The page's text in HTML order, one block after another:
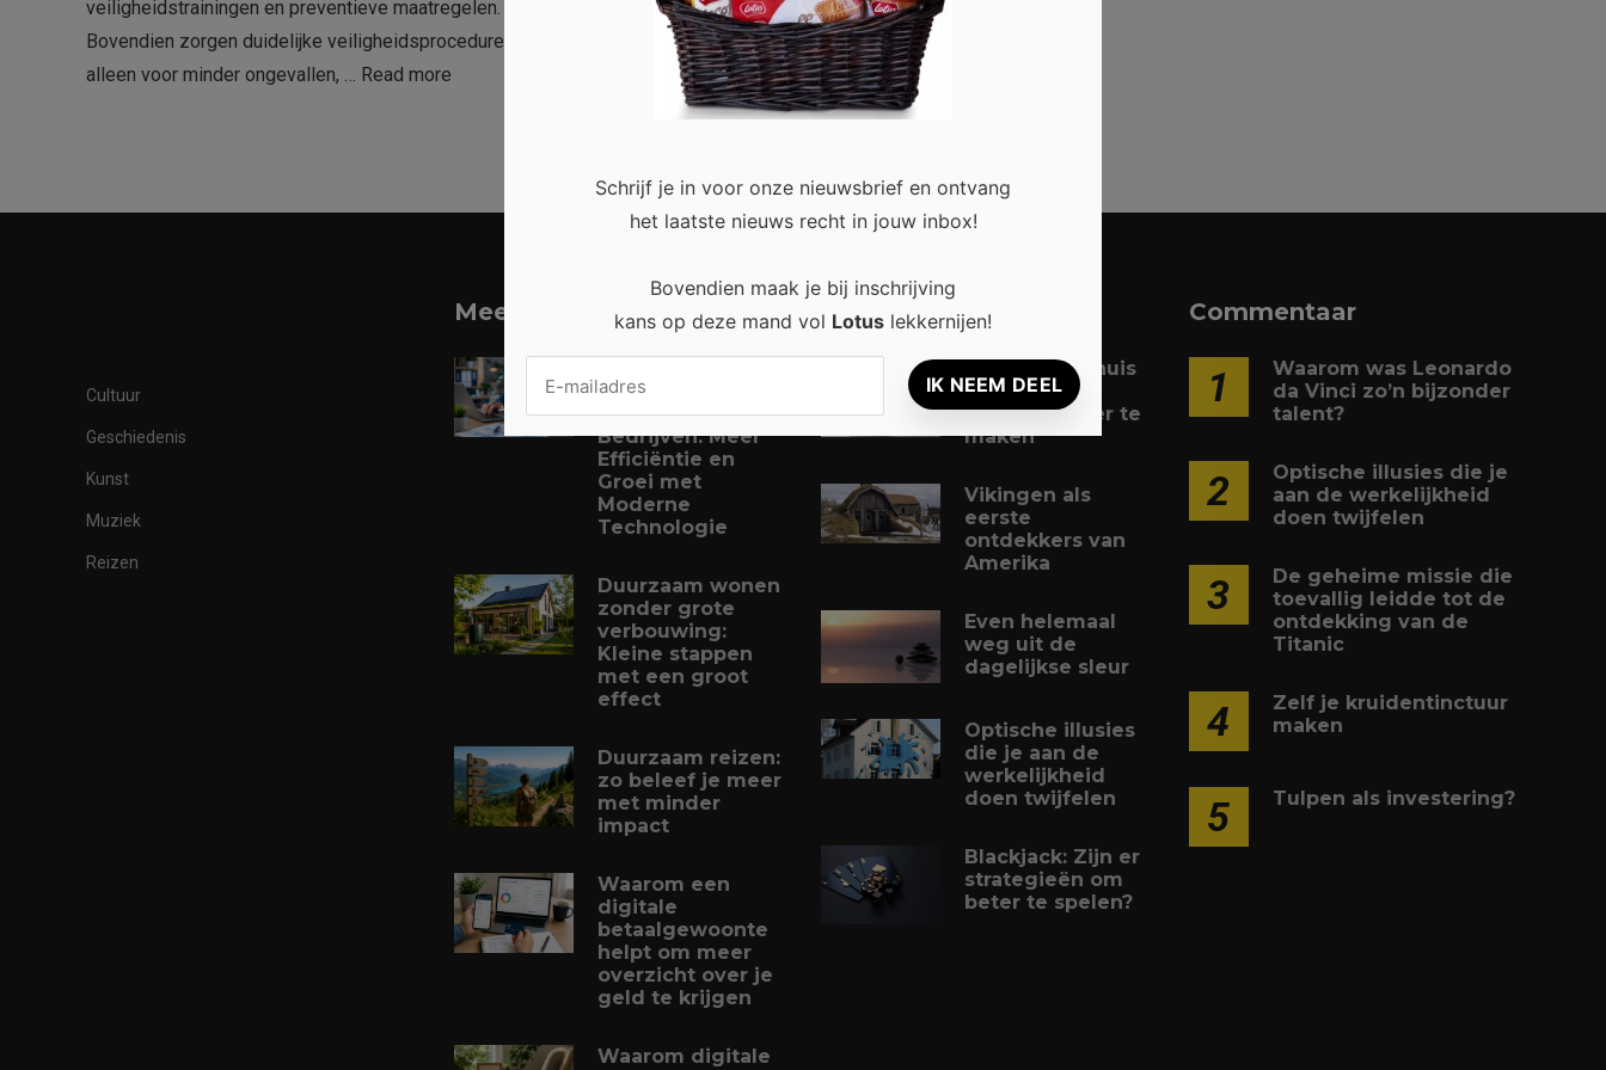
veiligheidstrainingen en preventieve maatregelen.
Bovendien zorgen duidelijke veiligheidsprocedures niet
alleen voor minder ongevallen, … Read more
Cultuur
Geschiedenis
Kunst
Muziek
Reizen
Meest recent
Digitalisering
voor Kleine
Bedrijven: Meer
Efficiëntie en
Groei met
Moderne
Technologie
Duurzaam wonen
zonder grote
verbouwing:
Kleine stappen
met een groot
effect
Duurzaam reizen:
zo beleef je meer
met minder
impact
Waarom een
digitale
betaalgewoonte
helpt om meer
overzicht over je
geld te krijgen
Waarom digitale
Populair
4 tips om je huis
nog
comfortabeler te
maken
Vikingen als
eerste
ontdekkers van
Amerika
Even helemaal
weg uit de
dagelijkse sleur
Optische illusies
die je aan de
werkelijkheid
doen twijfelen
Blackjack: Zijn er
strategieën om
beter te spelen?
Commentaar
1
Waarom was Leonardo
da Vinci zo’n bijzonder
talent?
2
Optische illusies die je
aan de werkelijkheid
doen twijfelen
3
De geheime missie die
toevallig leidde tot de
ontdekking van de
Titanic
4
Zelf je kruidentinctuur
maken
5 Tulpen als investering?
Schrijf je in voor onze nieuwsbrief en ontvang
het laatste nieuws recht in jouw inbox!
Bovendien maak je bij inschrijving
kans op deze mand vol Lotus lekkernijen!